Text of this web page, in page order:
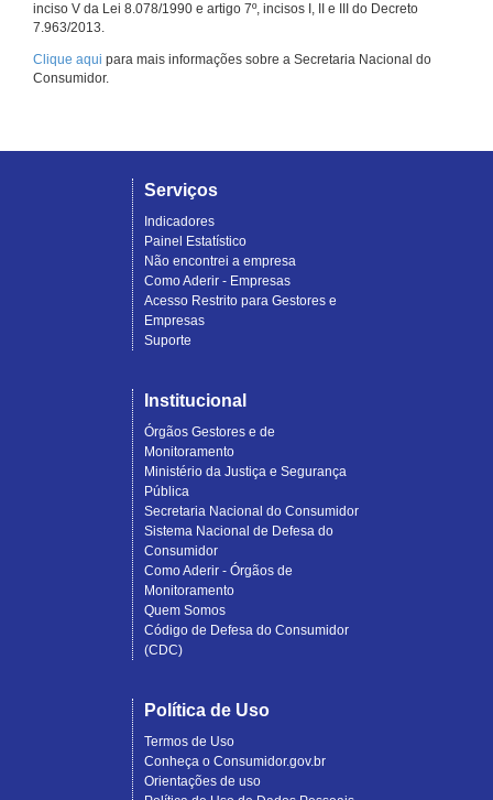
inciso V da Lei 8.078/1990 e artigo 7º, incisos I, II e III do Decreto
7.963/2013.
Clique aqui para mais informações sobre a Secretaria Nacional do
Consumidor.
Serviços
Indicadores
Painel Estatístico
Não encontrei a empresa
Como Aderir - Empresas
Acesso Restrito para Gestores e
Empresas
Suporte
Institucional
Órgãos Gestores e de
Monitoramento
Ministério da Justiça e Segurança
Pública
Secretaria Nacional do Consumidor
Sistema Nacional de Defesa do
Consumidor
Como Aderir - Órgãos de
Monitoramento
Quem Somos
Código de Defesa do Consumidor
(CDC)
Política de Uso
Termos de Uso
Conheça o Consumidor.gov.br
Orientações de uso